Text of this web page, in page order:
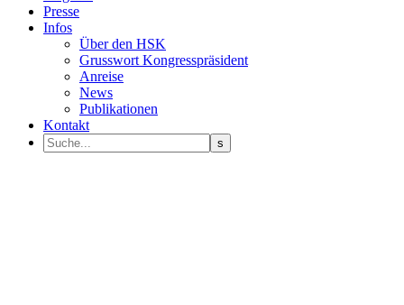
Presse
Infos
Über den HSK
Grusswort Kongresspräsident
Anreise
News
Publikationen
Kontakt